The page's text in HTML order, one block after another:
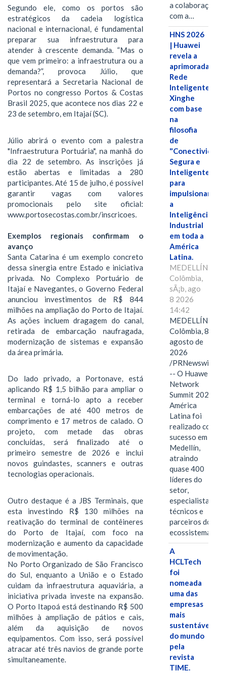
Segundo ele, como os portos são
estratégicos da cadeia logística
nacional e internacional, é fundamental
preparar sua infraestrutura para
atender à crescente demanda. “Mas o
que vem primeiro: a infraestrutura ou a
demanda?”, provoca Júlio, que
representará a Secretaria Nacional de
Portos no congresso Portos & Costas
Brasil 2025, que acontece nos dias 22 e
23 de setembro, em Itajaí (SC).
Júlio abrirá o evento com a palestra
"Infraestrutura Portuária", na manhã do
dia 22 de setembro. As inscrições já
estão abertas e limitadas a 280
participantes. Até 15 de julho, é possível
garantir vagas com valores
promocionais pelo site oficial:
www.portosecostas.com.br/inscricoes.
Exemplos regionais confirmam o
avanço
Santa Catarina é um exemplo concreto
dessa sinergia entre Estado e iniciativa
privada. No Complexo Portuário de
Itajaí e Navegantes, o Governo Federal
anunciou investimentos de R$ 844
milhões na ampliação do Porto de Itajaí.
As ações incluem dragagem do canal,
retirada de embarcação naufragada,
modernização de sistemas e expansão
da área primária.
Do lado privado, a Portonave, está
aplicando R$ 1,5 bilhão para ampliar o
terminal e torná-lo apto a receber
embarcações de até 400 metros de
comprimento e 17 metros de calado. O
projeto, com metade das obras
concluídas, será finalizado até o
primeiro semestre de 2026 e inclui
novos guindastes, scanners e outras
tecnologias operacionais.
Outro destaque é a JBS Terminais, que
esta investindo R$ 130 milhões na
reativação do terminal de contêineres
do Porto de Itajaí, com foco na
modernização e aumento da capacidade
de movimentação.
No Porto Organizado de São Francisco
do Sul, enquanto a União e o Estado
cuidam da infraestrutura aquaviária, a
iniciativa privada investe na expansão.
O Porto Itapoá está destinando R$ 500
milhões à ampliação de pátios e cais,
além da aquisição de novos
equipamentos. Com isso, será possível
atracar até três navios de grande porte
simultaneamente.
a colaboração
com a…
HNS 2026
| Huawei
revela a
aprimorada
Rede
Inteligente
Xinghe
com base
na
filosofia
de
"Conectividade
Segura e
Inteligente"
para
impulsionar
a
Inteligência
Industrial
em toda a
América
Latina.
MEDELLÍN,
Colômbia,
sÃ¡b, ago
8 2026
14:42
MEDELLÍN,
Colômbia, 8 de
agosto de
2026
/PRNewswire/
-- O Huawei
Network
Summit 2026
América
Latina foi
realizado com
sucesso em
Medellín,
atraindo
quase 400
líderes do
setor,
especialistas
técnicos e
parceiros do
ecossistema.…
A
HCLTech
foi
nomeada
uma das
empresas
mais
sustentáveis
do mundo
pela
revista
TIME.